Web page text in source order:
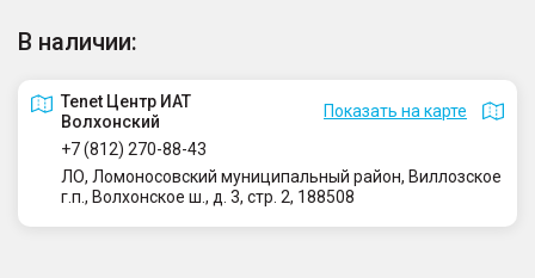
В наличии:
Tenet Центр ИАТ
Волхонский
Показать на карте
+7 (812) 270-88-43
ЛО, Ломоносовский муниципальный район, Виллозское
г.п., Волхонское ш., д. 3, стр. 2, 188508